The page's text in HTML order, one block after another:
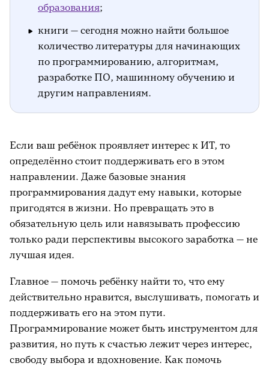
образования;
книги — сегодня можно найти большое
количество литературы для начинающих
по программированию, алгоритмам,
разработке ПО, машинному обучению и
другим направлениям.
Если ваш ребёнок проявляет интерес к ИТ, то
определённо стоит поддерживать его в этом
направлении. Даже базовые знания
программирования дадут ему навыки, которые
пригодятся в жизни. Но превращать это в
обязательную цель или навязывать профессию
только ради перспективы высокого заработка — не
лучшая идея.
Главное — помочь ребёнку найти то, что ему
действительно нравится, выслушивать, помогать и
поддерживать его на этом пути.
Программирование может быть инструментом для
развития, но путь к счастью лежит через интерес,
свободу выбора и вдохновение. Как помочь